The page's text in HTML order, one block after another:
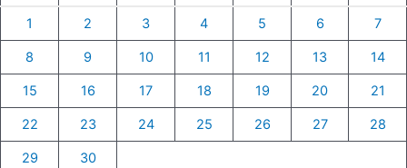
1 2 3 4 5 6 7
8 9 10 11 12 13 14
15 16 17 18 19 20 21
22 23 24 25 26 27 28
29 30